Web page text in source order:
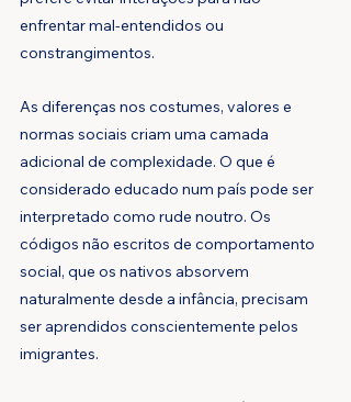
enfrentar mal-entendidos ou
constrangimentos.
As diferenças nos costumes, valores e
normas sociais criam uma camada
adicional de complexidade. O que é
considerado educado num país pode ser
interpretado como rude noutro. Os
códigos não escritos de comportamento
social, que os nativos absorvem
naturalmente desde a infância, precisam
ser aprendidos conscientemente pelos
imigrantes.